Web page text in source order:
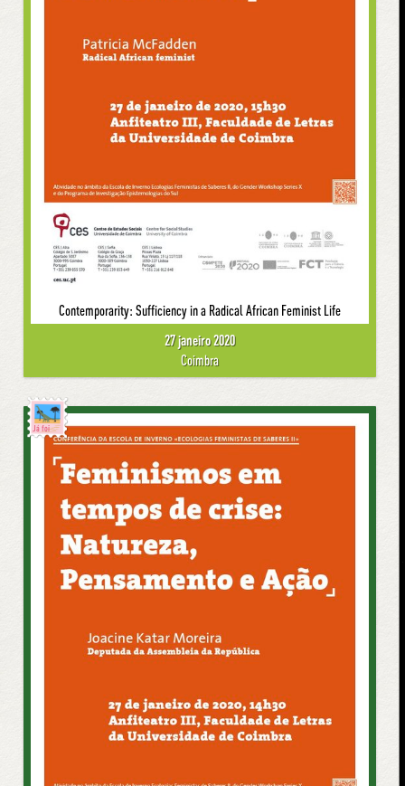
Contemporarity: Sufficiency in a Radical African Feminist Life
27 janeiro 2020
Coimbra
Já foi